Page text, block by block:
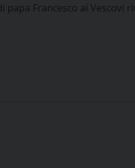
Francesco ai Vescovi